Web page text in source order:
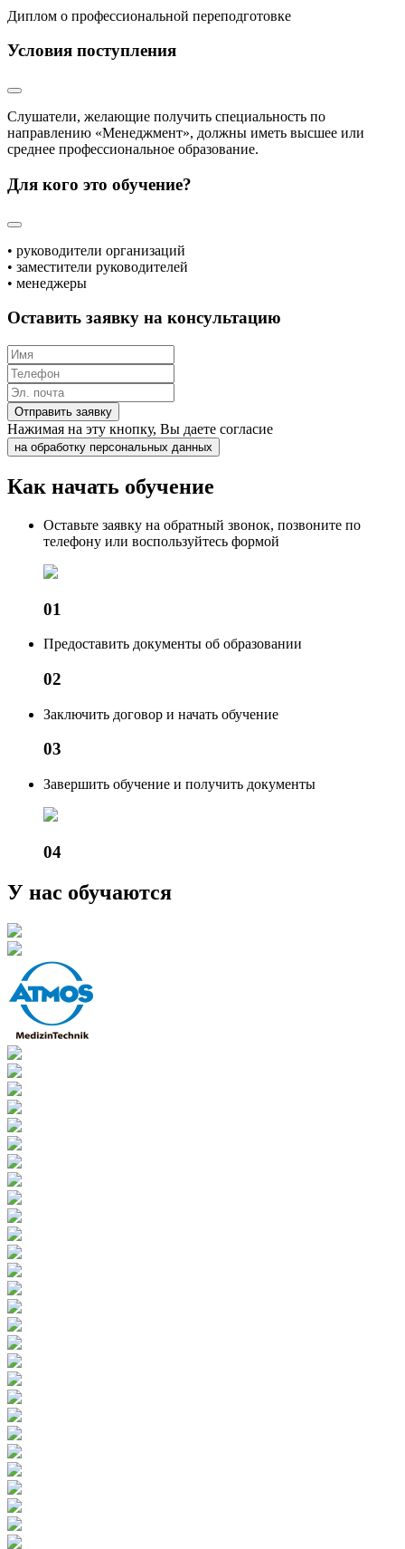
Диплом о профессиональной переподготовке
Условия поступления
Слушатели, желающие получить специальность по
направлению «Менеджмент», должны иметь высшее или
среднее профессиональное образование.
Для кого это обучение?
• руководители организаций
• заместители руководителей
• менеджеры
Оставить заявку на консультацию
Отправить заявку
Нажимая на эту кнопку, Вы даете согласие
на обработку персональных данных
Как начать обучение
Оставьте заявку на обратный звонок, позвоните по
телефону или воспользуйтесь формой
01
Предоставить документы об образовании
02
Заключить договор и начать обучение
03
Завершить обучение и получить документы
04
У нас обучаются